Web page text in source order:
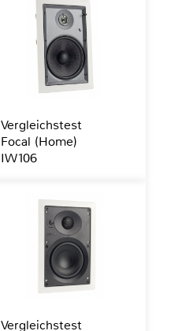
Vergleichstest
Focal (Home)
IW106
Vergleichstest